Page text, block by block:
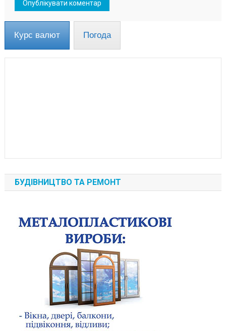
Курс валют Погода
БУДІВНИЦТВО ТА РЕМОНТ